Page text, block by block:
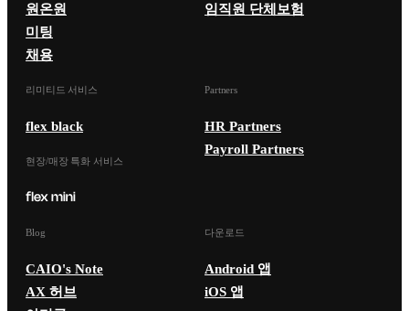
원온원
미팅
채용
임직원 단체보험
리미티드 서비스
flex black
현장/매장 특화 서비스
Partners
HR Partners
Payroll Partners
Blog
CAIO's Note
AX 허브
다운로드
Android 앱
iOS 앱